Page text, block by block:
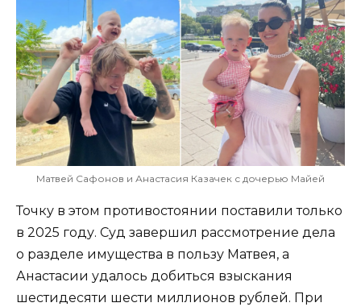
Матвей Сафонов и Анастасия Казачек с дочерью Майей
Точку в этом противостоянии поставили только
в 2025 году. Суд завершил рассмотрение дела
о разделе имущества в пользу Матвея, а
Анастасии удалось добиться взыскания
шестидесяти шести миллионов рублей. При